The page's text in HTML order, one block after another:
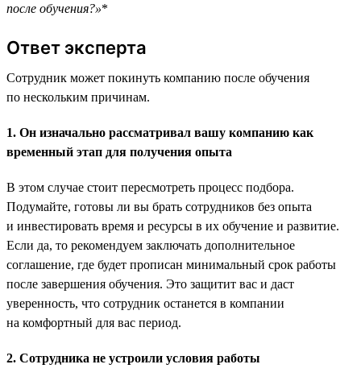
после обучения?»*
Ответ эксперта
Сотрудник может покинуть компанию после обучения
по нескольким причинам.
1. Он изначально рассматривал вашу компанию как
временный этап для получения опыта
В этом случае стоит пересмотреть процесс подбора.
Подумайте, готовы ли вы брать сотрудников без опыта
и инвестировать время и ресурсы в их обучение и развитие.
Если да, то рекомендуем заключать дополнительное
соглашение, где будет прописан минимальный срок работы
после завершения обучения. Это защитит вас и даст
уверенность, что сотрудник останется в компании
на комфортный для вас период.
2. Сотрудника не устроили условия работы